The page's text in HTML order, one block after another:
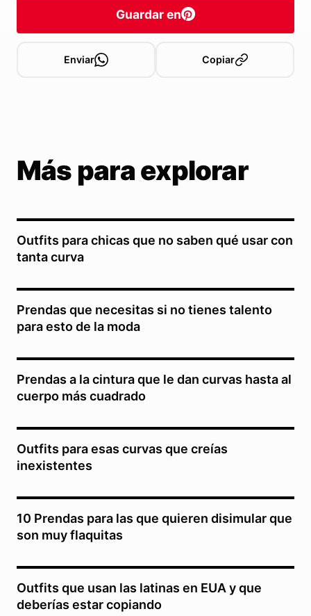
Guardar en
Enviar Copiar
Más para explorar
Outfits para chicas que no saben qué usar con
tanta curva
Prendas que necesitas si no tienes talento
para esto de la moda
Prendas a la cintura que le dan curvas hasta al
cuerpo más cuadrado
Outfits para esas curvas que creías
inexistentes
10 Prendas para las que quieren disimular que
son muy flaquitas
Outfits que usan las latinas en EUA y que
deberías estar copiando